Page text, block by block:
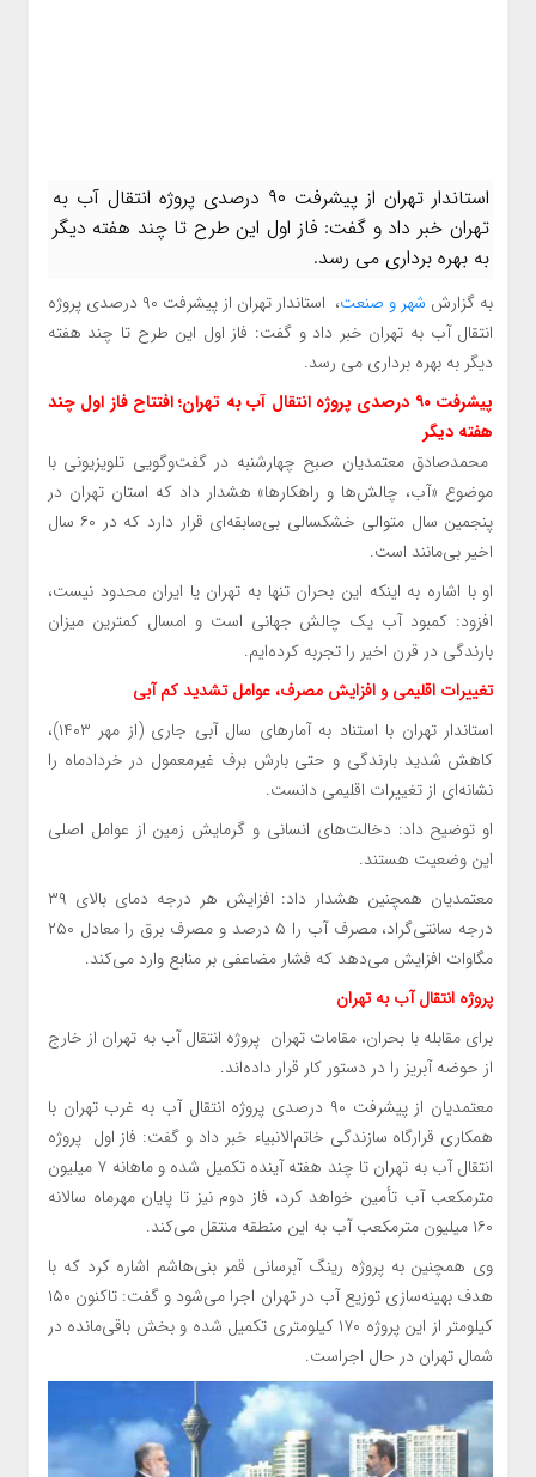
استاندار تهران از پیشرفت ۹۰ درصدی پروژه انتقال آب به
تهران خبر داد و گفت: فاز اول این طرح تا چند هفته دیگر
به بهره برداری می رسد.
به گزارش شهر و صنعت
، استاندار تهران از پیشرفت ۹۰ درصدی پروژه
انتقال آب به تهران خبر داد و گفت: فاز اول این طرح تا چند هفته
دیگر به بهره برداری می رسد.
پیشرفت ۹۰ درصدی پروژه انتقال آب به تهران؛ افتتاح فاز اول چند
هفته دیگر
محمدصادق معتمدیان صبح چهارشنبه در گفت‌وگویی تلویزیونی با
موضوع «آب، چالش‌ها و راهکارها» هشدار داد که استان تهران در
پنجمین سال متوالی خشکسالی بی‌سابقه‌ای قرار دارد که در ۶۰ سال
اخیر بی‌مانند است.
او با اشاره به اینکه این بحران تنها به تهران یا ایران محدود نیست،
افزود: کمبود آب یک چالش جهانی است و امسال کمترین میزان
بارندگی در قرن اخیر را تجربه کرده‌ایم.
تغییرات اقلیمی و افزایش مصرف، عوامل تشدید کم آبی
استاندار تهران با استناد به آمارهای سال آبی جاری (از مهر ۱۴۰۳)،
کاهش شدید بارندگی و حتی بارش برف غیرمعمول در خردادماه را
نشانه‌ای از تغییرات اقلیمی دانست.
او توضیح داد: دخالت‌های انسانی و گرمایش زمین از عوامل اصلی
این وضعیت هستند.
معتمدیان همچنین هشدار داد: افزایش هر درجه دمای بالای ۳۹
درجه سانتی‌گراد، مصرف آب را ۵ درصد و مصرف برق را معادل ۲۵۰
مگاوات افزایش می‌دهد که فشار مضاعفی بر منابع وارد می‌کند.
پروژه‌ انتقال آب به تهران
برای مقابله با بحران، مقامات تهران پروژه انتقال آب به تهران از خارج
از حوضه آبریز را در دستور کار قرار داده‌اند.
معتمدیان از پیشرفت ۹۰ درصدی پروژه انتقال آب به غرب تهران با
همکاری قرارگاه سازندگی خاتم‌الانبیاء خبر داد و گفت: فاز اول پروژه
انتقال آب به تهران تا چند هفته آینده تکمیل شده و ماهانه ۷ میلیون
مترمکعب آب تأمین خواهد کرد، فاز دوم نیز تا پایان مهرماه سالانه
۱۶۰ میلیون مترمکعب آب به این منطقه منتقل می‌کند.
وی همچنین به پروژه رینگ آبرسانی قمر بنی‌هاشم اشاره کرد که با
هدف بهینه‌سازی توزیع آب در تهران اجرا می‌شود و گفت: تاکنون ۱۵۰
کیلومتر از این پروژه ۱۷۰ کیلومتری تکمیل شده و بخش باقی‌مانده در
شمال تهران در حال اجراست.